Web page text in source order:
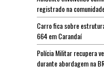
registrado na
Carro fica sobre
664 em Carandaí
Polícia Militar recupera
durante abordagem na